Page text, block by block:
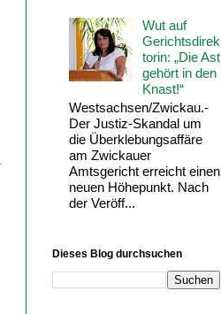
Wut auf
Gerichtsdirek
torin: „Die Ast
gehört in den
Knast!“
Westsachsen/Zwickau.-
Der Justiz-Skandal um
die Überklebungsaffäre
am Zwickauer
Amtsgericht erreicht einen
neuen Höhepunkt. Nach
der Veröff...
Dieses Blog durchsuchen